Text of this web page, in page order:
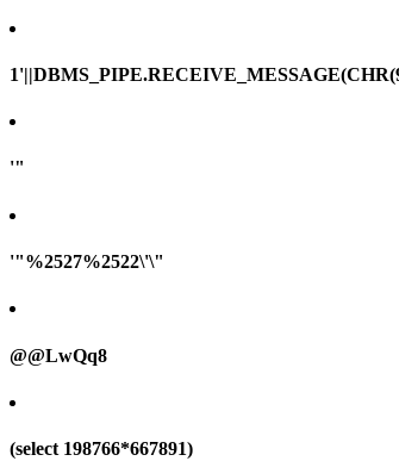
'"
'"%2527%2522\'\"
@@LwQq8
(select 198766*667891)